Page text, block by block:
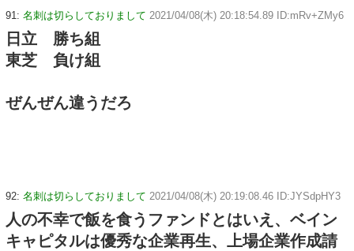
91: 名刺は切らしておりまして 2021/04/08(木) 20:18:54.89 ID:mRv+ZMy6
日立 勝ち組
東芝 負け組
ぜんぜん違うだろ
92: 名刺は切らしておりまして 2021/04/08(木) 20:19:08.46 ID:JYSdpHY3
人の不幸で飯を食うファンドとはいえ、ベイン
キャピタルは優秀な企業再生、上場企業作成請